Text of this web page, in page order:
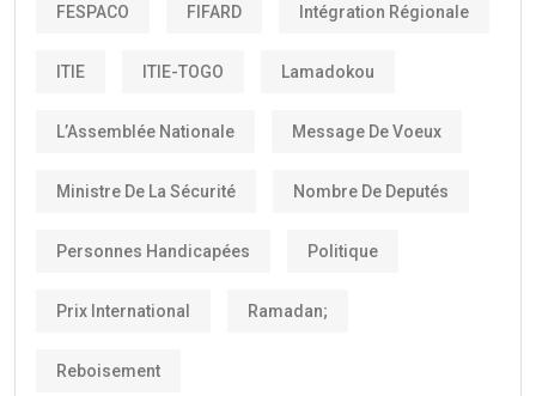
FESPACO FIFARD Intégration Régionale
ITIE ITIE-TOGO Lamadokou
L’Assemblée Nationale Message De Voeux
Ministre De La Sécurité Nombre De Deputés
Personnes Handicapées Politique
Prix International Ramadan;
Reboisement